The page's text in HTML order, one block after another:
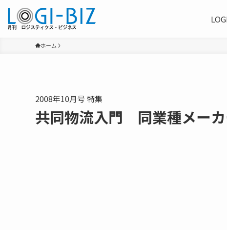
ホーム
2008年10月号 特集
共同物流入門 同業種メー